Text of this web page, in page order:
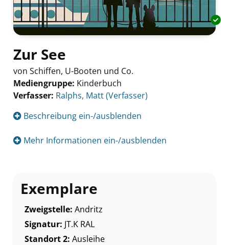
Zur See
von Schiffen, U-Booten und Co.
Mediengruppe: Kinderbuch
Verfasser: Suche nach diesem Verfasser
Ralphs, Matt (Verfasser)
Beschreibung ein-/ausblenden
Mehr Informationen ein-/ausblenden
Exemplare
Zweigstelle: Andritz
Signatur: JT.K RAL
Standort 2: Ausleihe